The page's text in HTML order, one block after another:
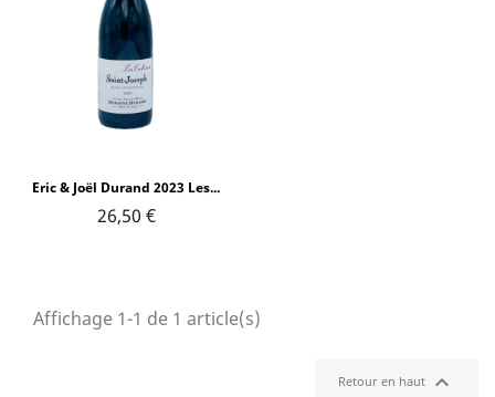
Eric & Joël Durand 2023 Les...
26,50 €
Affichage 1-1 de 1 article(s)
Retour en haut 